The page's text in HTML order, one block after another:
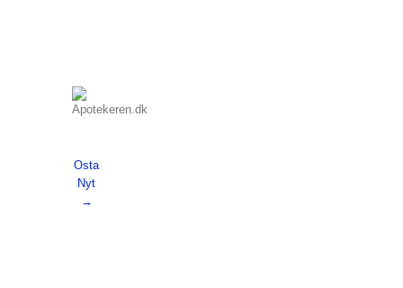
Osta
Nyt
→